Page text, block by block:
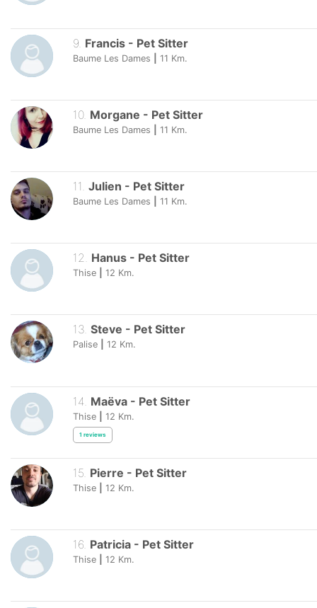
9 Francis - Pet Sitter
Baume Les Dames 11 Km.
10. Morgane - Pet Sitter
Baume Les Dames 11 Km.
11 Julien - Pet Sitter
Baume Les Dames 11 Km.
12. Hanus - Pet Sitter
Thise 12 Km.
13. Steve - Pet Sitter
Palise 12 Km.
14 Maëva - Pet Sitter
Thise 12 Km.
1 reviews
15 Pierre - Pet Sitter
Thise 12 Km.
16 Patricia - Pet Sitter
Thise 12 Km.